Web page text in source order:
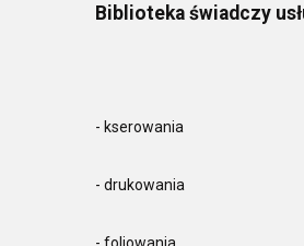
Biblioteka świadczy
- kserowania
- drukowania